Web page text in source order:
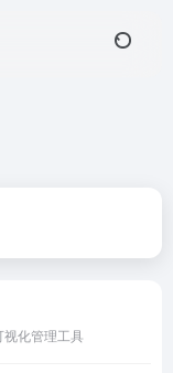
化管理工具